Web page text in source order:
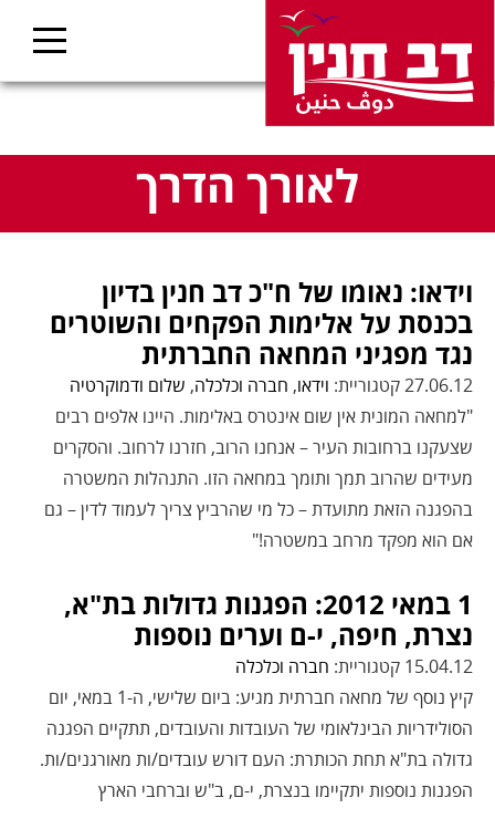
לאורך הדרך
וידאו: נאומו של ח"כ דב חנין בדיון
בכנסת על אלימות הפקחים והשוטרים
נגד מפגיני המחאה החברתית
27.06.12 קטגוריית: וידאו, חברה וכלכלה, שלום ודמוקרטיה
"למחאה המונית אין שום אינטרס באלימות. היינו אלפים רבים
שצעקנו ברחובות העיר – אנחנו הרוב, חזרנו לרחוב. והסקרים
מעידים שהרוב תמך ותומך במחאה הזו. התנהלות המשטרה
בהפגנה הזאת מתועדת – כל מי שהרביץ צריך לעמוד לדין – גם
אם הוא מפקד מרחב במשטרה!"
1 במאי 2012: הפגנות גדולות בת"א,
נצרת, חיפה, י-ם וערים נוספות
15.04.12 קטגוריית:
חברה וכלכלה
קיץ נוסף של מחאה חברתית מגיע: ביום שלישי, ה-1 במאי, יום
הסולידריות הבינלאומי של העובדות והעובדים, תתקיים הפגנה
גדולה בת"א תחת הכותרת: העם דורש עובדים/ות מאורגנים/ות.
הפגנות נוספות יתקיימו בנצרת, י-ם, ב"ש וברחבי הארץ